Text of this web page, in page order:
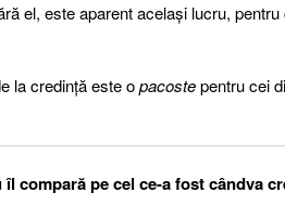
el, este aparent acelaşi lucru,
la credinţă este opacostepentru cei
îl compară pe cel ce-a fost cândva